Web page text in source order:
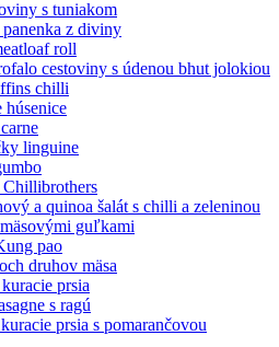
s tuniakom
z diviny
roll
cestoviny s údenou bhut jolokiou
chilli
linguine
Chillibrothers
a quinoa šalát s chilli a zeleninou
guľkami
pao
druhov mäsa
prsia
s ragú
prsia s pomarančovou